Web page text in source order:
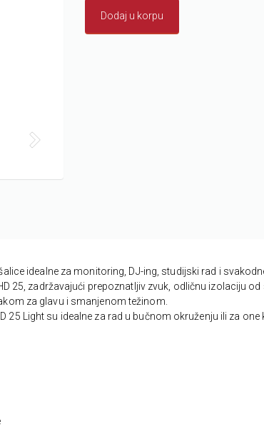
Dodaj u korpu
idealne za monitoring, DJ-ing, studijski rad i
25, zadržavajući prepoznatljiv zvuk, odličnu izolaciju
za glavu i smanjenom težinom.
Light su idealne za rad u bučnom okruženju ili za one